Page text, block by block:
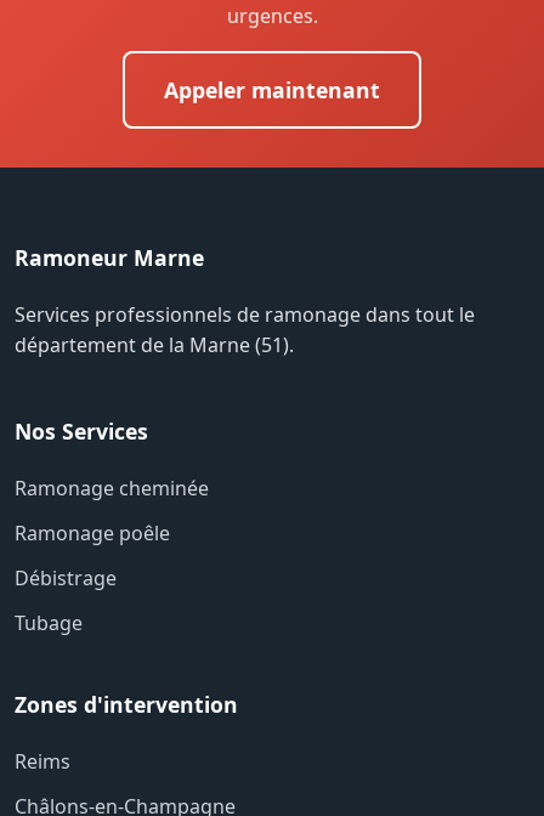
urgences.
Appeler maintenant
Ramoneur Marne
Services professionnels de ramonage dans tout le
département de la Marne (51).
Nos Services
Ramonage cheminée
Ramonage poêle
Débistrage
Tubage
Zones d'intervention
Reims
Châlons-en-Champagne